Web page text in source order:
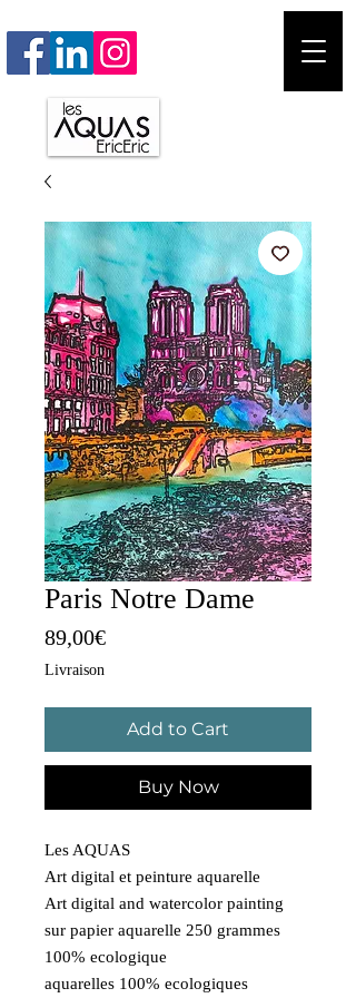
Paris Notre Dame
89,00€Price
Livraison
Add to Cart
Buy Now
Les AQUAS
Art digital et peinture aquarelle
Art digital and watercolor painting
sur papier aquarelle 250 grammes
100% ecologique
aquarelles 100% ecologiques